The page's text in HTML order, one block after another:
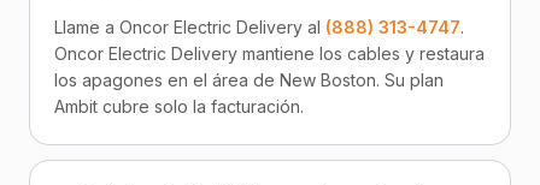
Llame a Oncor Electric Delivery al (888) 313-4747.
Oncor Electric Delivery mantiene los cables y restaura
los apagones en el área de New Boston. Su plan
Ambit cubre solo la facturación.